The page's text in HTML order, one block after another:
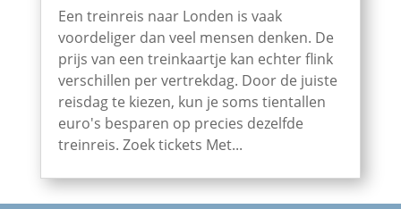
Een treinreis naar Londen is vaak
voordeliger dan veel mensen denken. De
prijs van een treinkaartje kan echter flink
verschillen per vertrekdag. Door de juiste
reisdag te kiezen, kun je soms tientallen
euro's besparen op precies dezelfde
treinreis. Zoek tickets Met...